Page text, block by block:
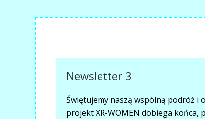
Newsletter 3
Świętujemy naszą wspólną podróż i
projekt XR-WOMEN dobiega końca,